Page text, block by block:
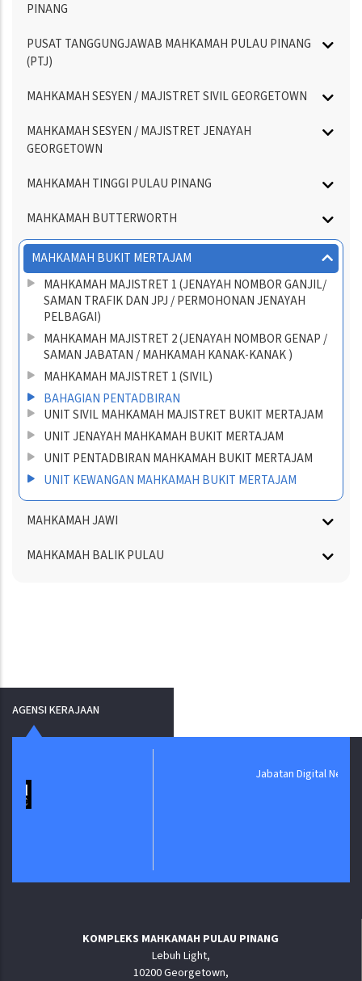
Directory
PINANG
PUSAT TANGGUNGJAWAB MAHKAMAH PULAU PINANG
(PTJ)
MAHKAMAH SESYEN / MAJISTRET SIVIL GEORGETOWN
MAHKAMAH SESYEN / MAJISTRET JENAYAH
GEORGETOWN
MAHKAMAH TINGGI PULAU PINANG
MAHKAMAH BUTTERWORTH
MAHKAMAH BUKIT MERTAJAM
MAHKAMAH MAJISTRET 1 (JENAYAH NOMBOR GANJIL/
SAMAN TRAFIK DAN JPJ / PERMOHONAN JENAYAH
PELBAGAI)
MAHKAMAH MAJISTRET 2 (JENAYAH NOMBOR GENAP /
SAMAN JABATAN / MAHKAMAH KANAK-KANAK )
MAHKAMAH MAJISTRET 1 (SIVIL)
BAHAGIAN PENTADBIRAN
UNIT SIVIL MAHKAMAH MAJISTRET BUKIT MERTAJAM
UNIT JENAYAH MAHKAMAH BUKIT MERTAJAM
UNIT PENTADBIRAN MAHKAMAH BUKIT MERTAJAM
UNIT KEWANGAN MAHKAMAH BUKIT MERTAJAM
MAHKAMAH JAWI
MAHKAMAH BALIK PULAU
AGENSI KERAJAAN
Jabatan Digital Negara
KOMPLEKS MAHKAMAH PULAU PINANG
Lebuh Light,
10200 Georgetown,